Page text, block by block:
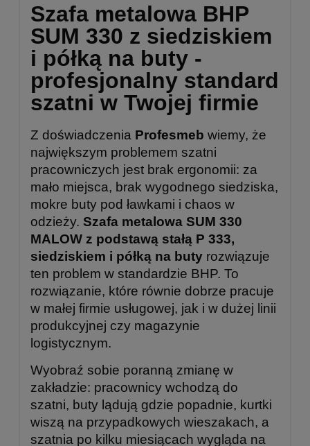
Szafa metalowa BHP
SUM 330 z siedziskiem
i półką na buty -
profesjonalny standard
szatni w Twojej firmie
Z doświadczenia Profesmeb wiemy, że
największym problemem szatni
pracowniczych jest brak ergonomii: za
mało miejsca, brak wygodnego siedziska,
mokre buty pod ławkami i chaos w
odzieży. Szafa metalowa SUM 330
MALOW z podstawą stałą P 333,
siedziskiem i półką na buty rozwiązuje
ten problem w standardzie BHP. To
rozwiązanie, które równie dobrze pracuje
w małej firmie usługowej, jak i w dużej linii
produkcyjnej czy magazynie
logistycznym.
Wyobraź sobie poranną zmianę w
zakładzie: pracownicy wchodzą do
szatni, buty lądują gdzie popadnie, kurtki
wiszą na przypadkowych wieszakach, a
szatnia po kilku miesiącach wygląda na